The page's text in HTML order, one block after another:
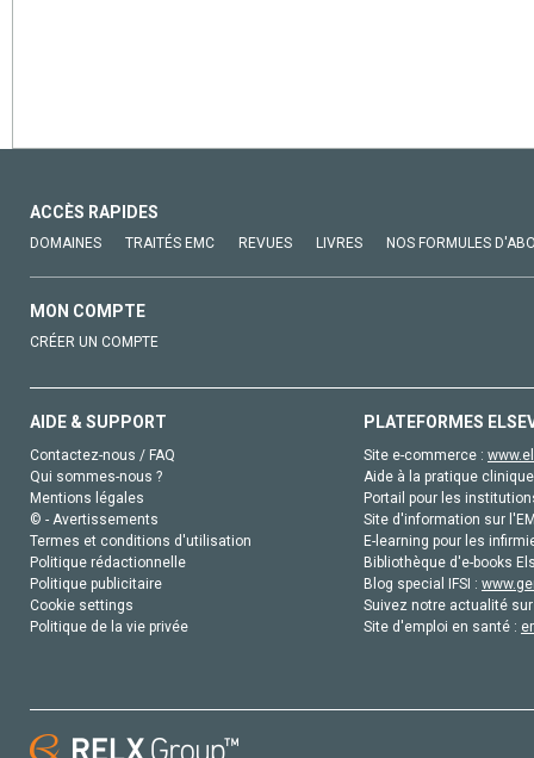
ACCÈS RAPIDES
DOMAINES TRAITÉS EMC REVUES LIVRES NOS FORMULES
MON COMPTE
CRÉER UN COMPTE
AIDE & SUPPORT
Contactez-nous / FAQ
Qui sommes-nous ?
Mentions légales
© - Avertissements
Termes et conditions d'utilisation
Politique rédactionnelle
Politique publicitaire
Cookie settings
Politique de la vie privée
PLATEFORMES
Site e-commerce :
Aide à la pratique
Portail pour les
Site d'information sur
E-learning pour les
Bibliothèque d'e-books
Blog special IFSI :
Suivez notre actualité
Site d'emploi en santé :